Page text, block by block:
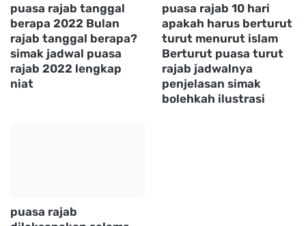
puasa rajab tanggal
berapa 2022 Bulan
rajab tanggal berapa?
simak jadwal puasa
rajab 2022 lengkap
niat
puasa rajab 10 hari
apakah harus berturut
turut menurut islam
Berturut puasa turut
rajab jadwalnya
penjelasan simak
bolehkah ilustrasi
puasa rajab